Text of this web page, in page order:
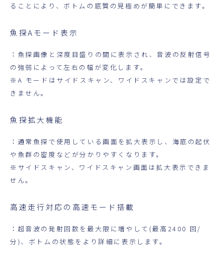
ることにより、ボトムの底質の見極めが簡単にできます。
魚探Aモード表示
：魚探画像と深度目盛りの間に表示され、音波の反射信号
の強弱によって左右の幅が変化します。
※A モードはサイドスキャン、ワイドスキャンでは設定で
きません。
魚探拡大機能
：通常魚探で使用している画面を拡大表示し、海底の起伏
や魚群の密度などが分かりやすくなります。
※サイドスキャン、ワイドスキャン画面は拡大表示できま
せん。
高速走行対応の高速モード搭載
：超音波の発射回数を最大限に増やして(最高2400 回/
分)、ボトムの状態をより詳細に表示します。